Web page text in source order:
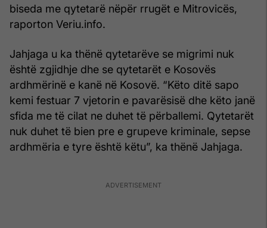
biseda me qytetarë nëpër rrugët e Mitrovicës,
raporton Veriu.info.
Jahjaga u ka thënë qytetarëve se migrimi nuk
është zgjidhje dhe se qytetarët e Kosovës
ardhmërinë e kanë në Kosovë. “Këto ditë sapo
kemi festuar 7 vjetorin e pavarësisë dhe këto janë
sfida me të cilat ne duhet të përballemi. Qytetarët
nuk duhet të bien pre e grupeve kriminale, sepse
ardhmëria e tyre është këtu”, ka thënë Jahjaga.